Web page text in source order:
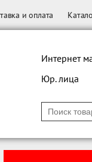
и оплата
Интернет
Юр. лица